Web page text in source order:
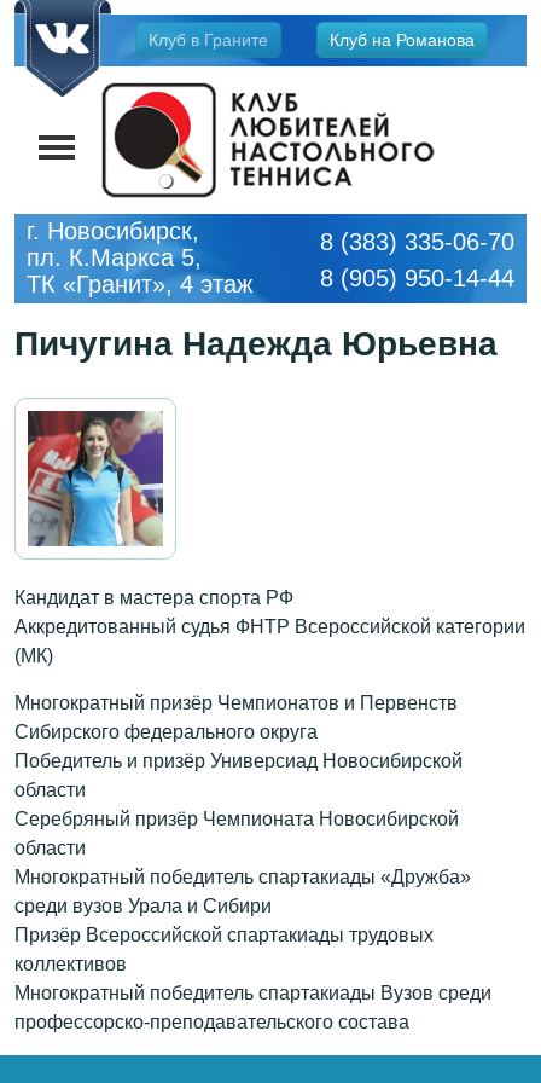
Jump
navigation
Клуб в Граните Клуб на Романова
г. Новосибирск,
пл. К.Маркса 5,
ТК «Гранит», 4 этаж
8 (383) 335-06-70
8 (905) 950-14-44
Пичугина Надежда Юрьевна
Кандидат в мастера спорта РФ
Аккредитованный судья ФНТР Всероссийской категории
(МК)
Многократный призёр Чемпионатов и Первенств
Сибирского федерального округа
Победитель и призёр Универсиад Новосибирской
области
Серебряный призёр Чемпионата Новосибирской
области
Многократный победитель спартакиады «Дружба»
среди вузов Урала и Сибири
Призёр Всероссийской спартакиады трудовых
коллективов
Многократный победитель спартакиады Вузов среди
профессорско-преподавательского состава